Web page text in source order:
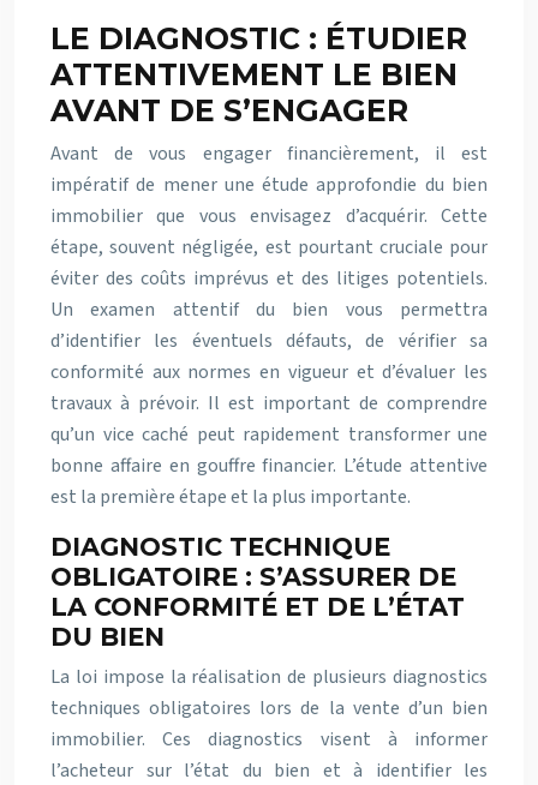
LE DIAGNOSTIC : ÉTUDIER
ATTENTIVEMENT LE BIEN
AVANT DE S’ENGAGER
Avant de vous engager financièrement, il est
impératif de mener une étude approfondie du bien
immobilier que vous envisagez d’acquérir. Cette
étape, souvent négligée, est pourtant cruciale pour
éviter des coûts imprévus et des litiges potentiels.
Un examen attentif du bien vous permettra
d’identifier les éventuels défauts, de vérifier sa
conformité aux normes en vigueur et d’évaluer les
travaux à prévoir. Il est important de comprendre
qu’un vice caché peut rapidement transformer une
bonne affaire en gouffre financier. L’étude attentive
est la première étape et la plus importante.
DIAGNOSTIC TECHNIQUE
OBLIGATOIRE : S’ASSURER DE
LA CONFORMITÉ ET DE L’ÉTAT
DU BIEN
La loi impose la réalisation de plusieurs diagnostics
techniques obligatoires lors de la vente d’un bien
immobilier. Ces diagnostics visent à informer
l’acheteur sur l’état du bien et à identifier les